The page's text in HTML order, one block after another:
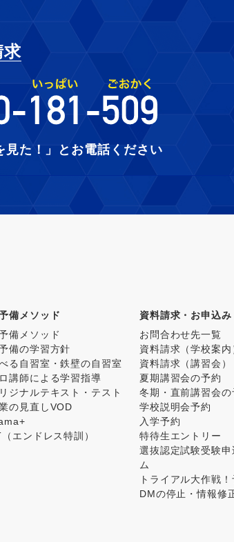
求
見た！」とお電話ください
備メソッド
備メソッド
備の学習方針
る自習室・鉄壁の自習室
講師による学習指導
ジナルテキスト・テスト
の見直しVOD
エンドレス特訓）
資料請求・お申込み
お問合わせ先一覧
資料請求（学校案内
資料請求（講習会）
夏期講習会の予約
冬期・直前講習会の
学校説明会予約
入学予約
特待生エントリー
選抜認定試験受験申
ム
トライアル大作戦
DMの停止・情報修